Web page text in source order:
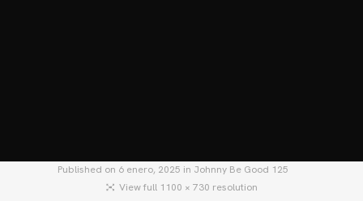
Published on 6 enero, 2025 in Johnny Be Good 125
View full 1100 × 730 resolution